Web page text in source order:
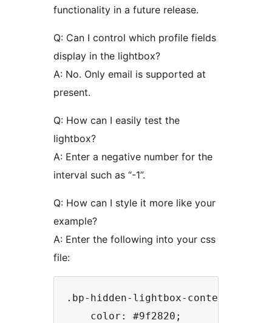
functionality in a future release.
Q: Can I control which profile fields
display in the lightbox?
A: No. Only email is supported at
present.
Q: How can I easily test the
lightbox?
A: Enter a negative number for the
interval such as “-1”.
Q: How can I style it more like your
example?
A: Enter the following into your css
file:
.bp-hidden-lightbox-content-
    color: #9f2820;